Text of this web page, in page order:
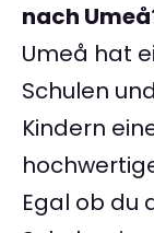
nach Umeå
Umeå hat
Schulen
Kindern
Egal ob du